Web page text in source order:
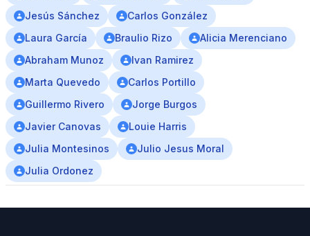
Jesús Sánchez
Carlos González
Laura García
Braulio Rizo
Alicia Merenciano
Abraham Munoz
Ivan Ramirez
Marta Quevedo
Carlos Portillo
Guillermo Rivero
Jorge Burgos
Javier Canovas
Louie Harris
Julia Montesinos
Julio Jesus Moral
Julia Ordonez